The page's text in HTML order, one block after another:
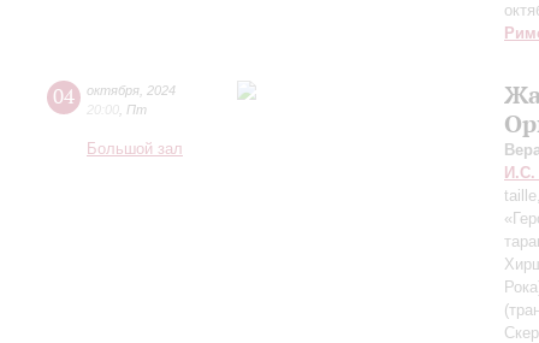
04 октября 2024
20:00 Пт
Большой зал
И.С.